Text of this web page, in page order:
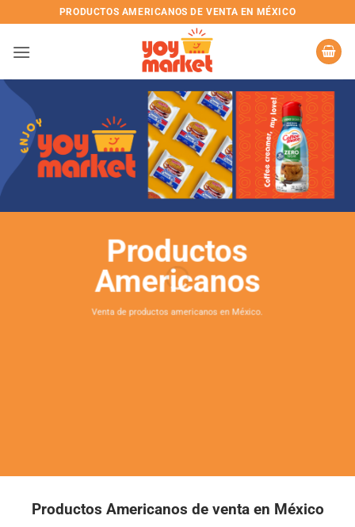
to
content
PRODUCTOS AMERICANOS DE VENTA EN MÉXICO
Productos
Americanos
Venta de productos americanos en México.
Productos Americanos de venta en México